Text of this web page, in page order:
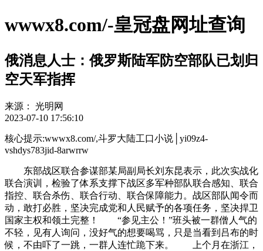
wwwx8.com/-皇冠盘网址查询
俄消息人士：俄罗斯陆军防空部队已划归
空天军指挥
来源：
光明网
2023-07-10 17:56:10
核心提示:wwwx8.com/,斗罗大陆工口小说│yi09z4-
vshdys783jid-8arwrrw
东部战区联合参谋部某局副局长刘东昆表示，此次实战化
联合演训，检验了体系支撑下战区多军种部队联合感知、联合
指控、联合杀伤、联合行动、联合保障能力。战区部队闻令而
动，敢打必胜，坚决完成党和人民赋予的各项任务，坚决捍卫
国家主权和领土完整！ “参见主公！”班头被一群僧人气的
不轻，见有人询问，没好气的想要喝骂，只是当看到吕布的时
候，不由吓了一跳，一群人连忙跪下来。 上个月在浙江，